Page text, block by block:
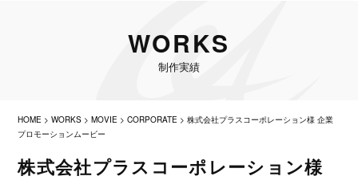
WORKS
制作実績
HOME >WORKS >MOVIE >CORPORATE >株式会社プラスコーポレーション様 企業
プロモーションムービー
株式会社プラスコーポレーション様